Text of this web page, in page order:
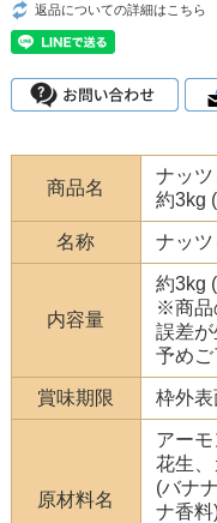
返品についての詳細はこちら
商品名
ナッ
約3kg
名称 ナッ
内容量
約3kg
※商品
誤差が
予めご
賞味期限 枠外
原材料名
アー
花生
(バナ
ナ香料